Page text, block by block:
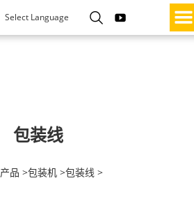
Select Language
包装线
产品 >包装机 >包装线 >